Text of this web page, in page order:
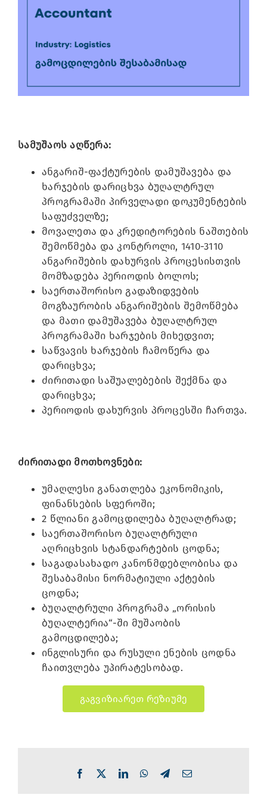
სამუშაოს აღწერა:
ანგარიშ-ფაქტურების დამუშავება და
ხარჯების დარიცხვა ბუღალტრულ
პროგრამაში პირველადი დოკუმენტების
საფუძველზე;
მოვალეთა და კრედიტორების ნაშთების
შემოწმება და კონტროლი, 1410-3110
ანგარიშების დახურვის პროცესისთვის
მომზადება პერიოდის ბოლოს;
საერთაშორისო გადაზიდვების
მოგზაურობის ანგარიშების შემოწმება
და მათი დამუშავება ბუღალტრულ
პროგრამაში ხარჯების მიხედვით;
საწვავის ხარჯების ჩამოწერა და
დარიცხვა;
ძირითადი საშუალებების შექმნა და
დარიცხვა;
პერიოდის დახურვის პროცესში ჩართვა.
ძირითადი მოთხოვნები:
უმაღლესი განათლება ეკონომიკის,
ფინანსების სფეროში;
2 წლიანი გამოცდილება ბუღალტრად;
საერთაშორისო ბუღალტრული
აღრიცხვის სტანდარტების ცოდნა;
საგადასახადო კანონმდებლობისა და
შესაბამისი ნორმატიული აქტების
ცოდნა;
ბუღალტრული პროგრამა „ორისის
ბუღალტერია“-ში მუშაობის
გამოცდილება;
ინგლისური და რუსული ენების ცოდნა
ჩაითვლება უპირატესობად.
გაგვიზიარეთ რეზიუმე
Facebook LinkedInWhatsApp
TelegramEmail